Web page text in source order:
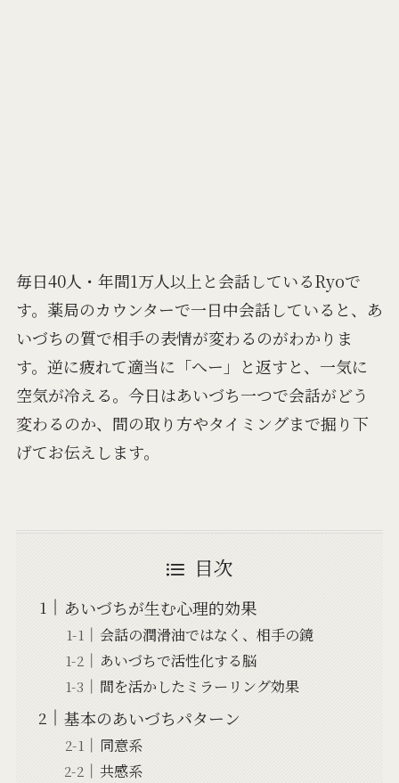
毎日40人・年間1万人以上と会話しているRyoで
す。薬局のカウンターで一日中会話していると、あ
いづちの質で相手の表情が変わるのがわかりま
す。逆に疲れて適当に「へー」と返すと、一気に
空気が冷える。今日はあいづち一つで会話がどう
変わるのか、間の取り方やタイミングまで掘り下
げてお伝えします。
目次
あいづちが生む心理的効果
会話の潤滑油ではなく、相手の鏡
あいづちで活性化する脳
間を活かしたミラーリング効果
基本のあいづちパターン
同意系
共感系